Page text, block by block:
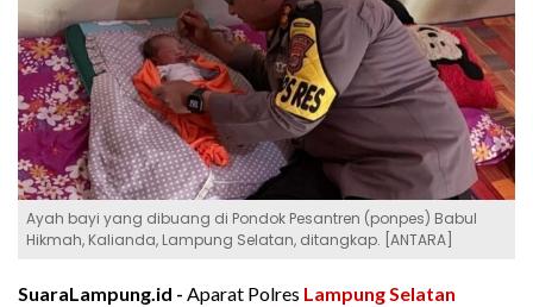
Ayah bayi yang dibuang di Pondok Pesantren (ponpes) Babul
Hikmah, Kalianda, Lampung Selatan, ditangkap. [ANTARA]
SuaraLampung.id - Aparat Polres Lampung Selatan